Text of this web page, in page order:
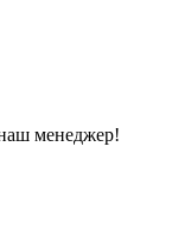
менеджер!